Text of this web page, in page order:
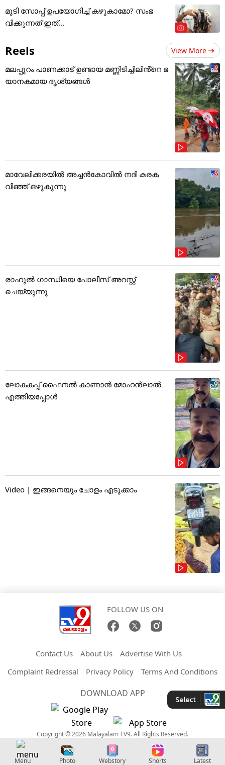
മുടി സോപ്പ് ഉപയോഗിച്ച് കഴുകാമോ? സംഭ
വിക്കുന്നത് ഇത്...
Reels View More
മലപ്പുറം പാണക്കാട് ഉണ്ടായ മണ്ണിടിച്ചിലിൻ്റെ ഭ
യാനകമായ ദൃശ്യങ്ങൾ
മാവേലിക്കരയിൽ അച്ചൻകോവിൽ നദി കരക
വിഞ്ഞ് ഒഴുകുന്നു
രാഹുൽ ഗാന്ധിയെ പോലീസ് അറസ്റ്റ്
ചെയ്യുന്നു
ലോകകപ്പ് ഫൈനൽ കാണാൻ മോഹൻലാൽ
എത്തിയപ്പോൾ
Video | ഇങ്ങനെയും ചോളം എടുക്കാം
FOLLOW US ON
Contact Us About Us
Advertise With Us
Complaint Redressal
Privacy Policy Terms And Conditions
DOWNLOAD APP
Copyright © 2026 Malayalam TV9. All Rights Reserved.
Menu Photo Webstory Shorts Latest